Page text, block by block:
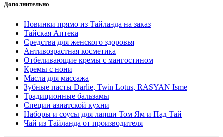
Дополнительно
Новинки прямо из Тайланда на заказ
Тайская Аптека
Средства для женского здоровья
Антивозрастная косметика
Отбеливающие кремы с мангостином
Кремы с нони
Масла для массажа
Зубные пасты Darlie, Twin Lotus, RASYAN Isme
Традиционные бальзамы
Специи азиатской кухни
Наборы и соусы для лапши Том Ям и Пад Тай
Чай из Тайланда от производителя